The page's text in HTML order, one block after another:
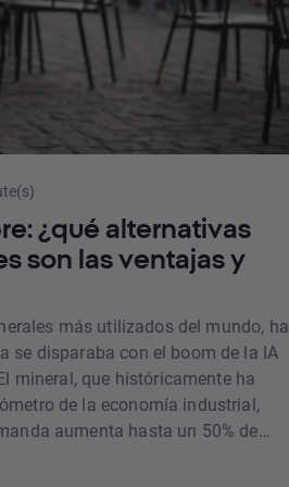
¿qué alternativas
son las ventajas y
más utilizados del mundo, ha
se disparaba con el boom de la IA
mineral, que históricamente ha
de la economía industrial,
aumenta hasta un 50% de
a posicionarse como un activo de